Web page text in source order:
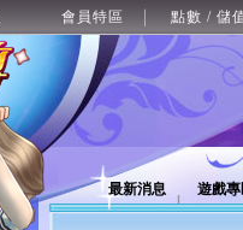
會員特區 點數 / 儲
最新消息 遊戲